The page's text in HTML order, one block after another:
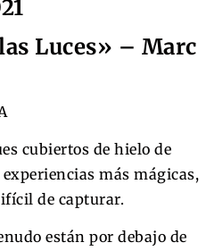
Luces» – Marc
cubiertos de hielo de
más mágicas,
de capturar.
están por debajo de